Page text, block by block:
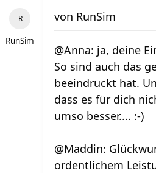
RunSim
von RunSim
@Anna: ja, deine
So sind auch das
beeindruckt hat.
dass es für dich
umso besser.... :-)
@Maddin:
ordentlichem